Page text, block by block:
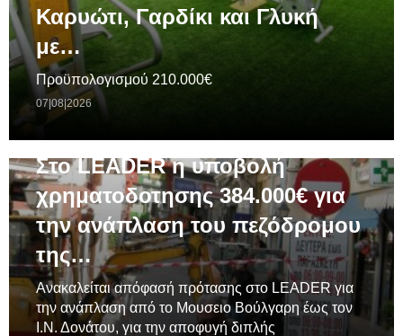
Καρυώτι, Γαρδίκι και Γλυκή
με…
Προϋπολογισμού 210.000€
07|08|2026
Στο LEADER η υποβολή
χρηματοδοτησης 384.000€ για
την ανάπλαση του πεζόδρομου
της…
Ανακαλείται απόφασή πρότασης στο LEADER για
την ανάπλαση από το Μουσειο Βούλγαρη έως τον
Ι.Ν. Δονάτου, για την αποφυγή διπλής